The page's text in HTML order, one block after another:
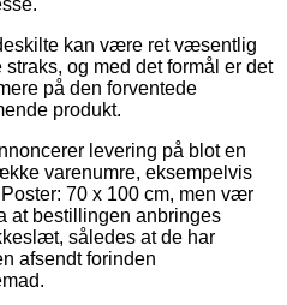
kan være ret væsentlig
og med det formål er det
på den forventede
produkt.
levering på blot en
varenumre, eksempelvis
70 x 100 cm, men vær
at bestillingen anbringes
således at de har
afsendt forinden